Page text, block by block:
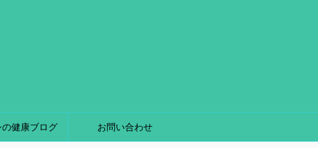
健康ブログ お問い合わせ